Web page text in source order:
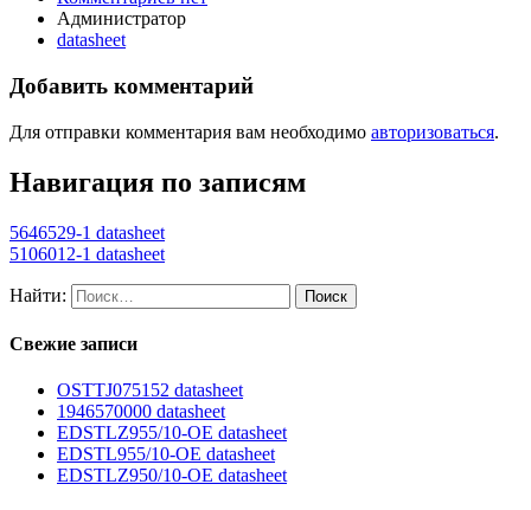
Администратор
datasheet
Добавить комментарий
Для отправки комментария вам необходимо авторизоваться.
Навигация по записям
5646529-1 datasheet
5106012-1 datasheet
Найти:
Свежие записи
OSTTJ075152 datasheet
1946570000 datasheet
EDSTLZ955/10-OE datasheet
EDSTL955/10-OE datasheet
EDSTLZ950/10-OE datasheet